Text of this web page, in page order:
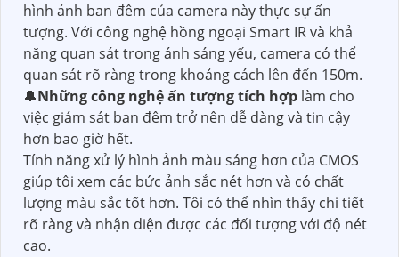
hình ảnh ban đêm của camera này thực sự ấn
tượng. Với công nghệ hồng ngoại Smart IR và khả
năng quan sát trong ánh sáng yếu, camera có thể
quan sát rõ ràng trong khoảng cách lên đến 150m.
🔔Những công nghệ ấn tượng tích hợp làm cho
việc giám sát ban đêm trở nên dễ dàng và tin cậy
hơn bao giờ hết.
Tính năng xử lý hình ảnh màu sáng hơn của CMOS
giúp tôi xem các bức ảnh sắc nét hơn và có chất
lượng màu sắc tốt hơn. Tôi có thể nhìn thấy chi tiết
rõ ràng và nhận diện được các đối tượng với độ nét
cao.